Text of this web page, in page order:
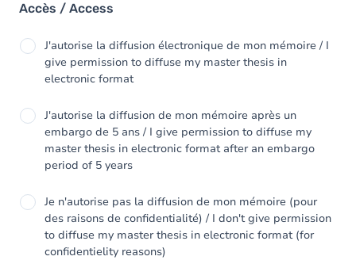
Accès / Access
J'autorise la diffusion électronique de mon mémoire / I
give permission to diffuse my master thesis in
electronic format
J'autorise la diffusion de mon mémoire après un
embargo de 5 ans / I give permission to diffuse my
master thesis in electronic format after an embargo
period of 5 years
Je n'autorise pas la diffusion de mon mémoire (pour
des raisons de confidentialité) / I don't give permission
to diffuse my master thesis in electronic format (for
confidentielity reasons)